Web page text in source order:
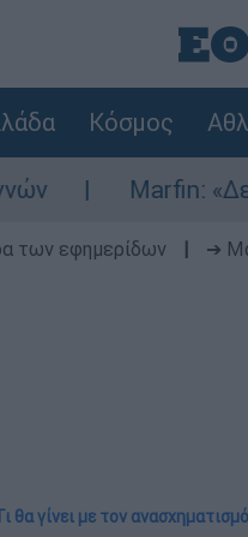
Κόσμος
«Δεν έχω
των εφημερίδων ➔
θα γίνει με τον ανασχηματισμό